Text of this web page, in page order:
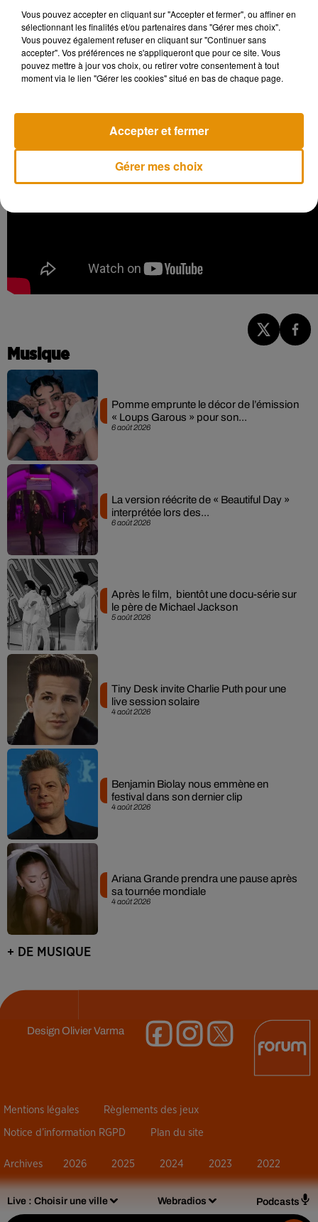
Live : Choisir une ville Webradios Podcasts
images tournées pendant son enfance, dans les coulisses de
ses concerts. Songwriter est disponible sur la plateforme
AppleMusic depuis le 28 août dernier.
Musique
6 août 2026
Pomme emprunte le décor de l’émission
« Loups Garous » pour son...
6 août 2026
La version réécrite de « Beautiful Day »
interprétée lors des...
5 août 2026
Après le film, bientôt une docu-série sur
le père de Michael Jackson
4 août 2026
Tiny Desk invite Charlie Puth pour une
live session solaire
4 août 2026
Benjamin Biolay nous emmène en
festival dans son dernier clip
4 août 2026
Ariana Grande prendra une pause après
sa tournée mondiale
+ DE MUSIQUE
DesignOlivier Varma
Mentions légales Règlements des jeux
Notice d’information RGPD Plan du site
Archives 2026 2025 2024 2023 2022
Vous pouvez accepter en cliquant sur "Accepter et fermer", ou affiner en
sélectionnant les finalités et/ou partenaires dans "Gérer mes choix".
Vous pouvez également refuser en cliquant sur "Continuer sans
accepter". Vos préférences ne s'appliqueront que pour ce site. Vous
pouvez mettre à jour vos choix, ou retirer votre consentement à tout
moment via le lien "Gérer les cookies" situé en bas de chaque page.
Gérer mes choix
Accepter et fermer